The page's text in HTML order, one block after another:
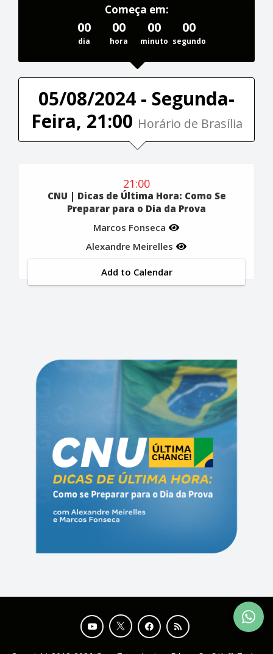
Começa em:
00
dia
00
hora
00
minuto
00
segundo
05/08/2024 - Segunda-
Feira, 21:00 Horário de Brasília
21:00
CNU | Dicas de Última Hora: Como Se
Preparar para o Dia da Prova
Marcos Fonseca
Alexandre Meirelles
Add to Calendar